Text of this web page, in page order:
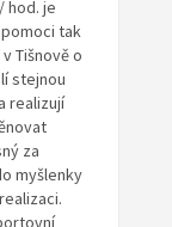
hod. je
tak
Tišnově o
stejnou
realizují
za
myšlenky